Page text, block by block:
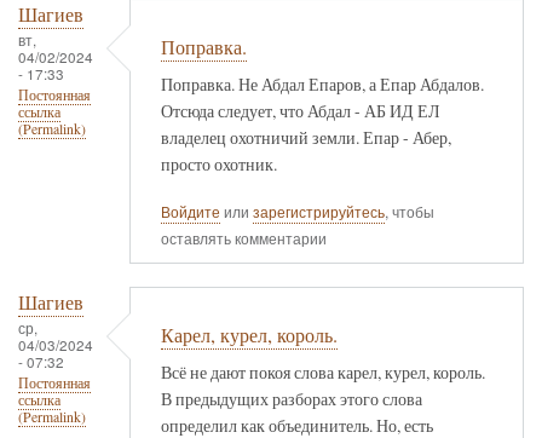
Шагиев
вт,
04/02/2024
- 17:33
Постоянная
ссылка
(Permalink)
Поправка.
Поправка. Не Абдал Епаров, а Епар Абдалов.
Отсюда следует, что Абдал - АБ ИД ЕЛ
владелец охотничий земли. Епар - Абер,
просто охотник.
Войдите или зарегистрируйтесь, чтобы
оставлять комментарии
Шагиев
ср,
04/03/2024
- 07:32
Постоянная
ссылка
(Permalink)
Карел, курел, король.
Всё не дают покоя слова карел, курел, король.
В предыдущих разборах этого слова
определил как объединитель. Но, есть